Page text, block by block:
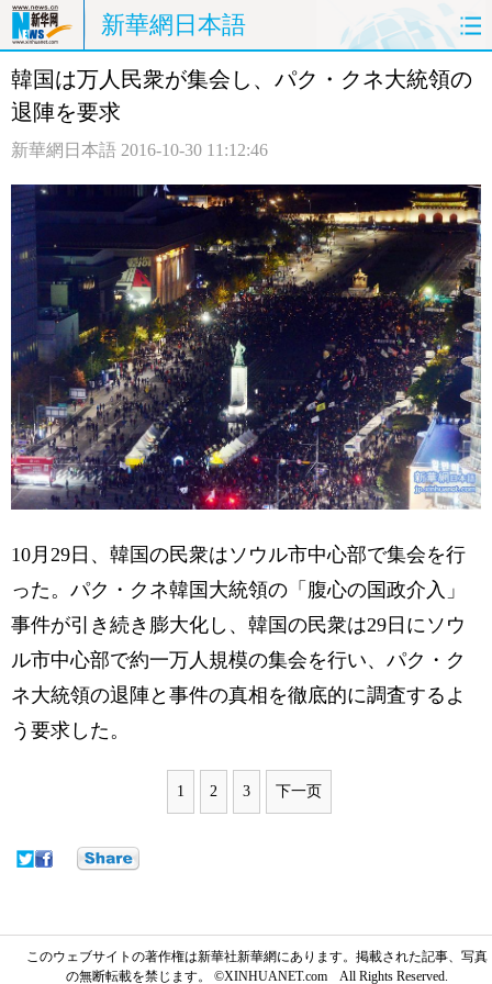
新華網日本語
ホームページ 政治 経済
評論 写真
中日対訳
韓国は万人民衆が集会し、パク・クネ大統領の
退陣を要求
新華網日本語 2016-10-30 11:12:46
10月29日、韓国の民衆はソウル市中心部で集会を行
った。パク・クネ韓国大統領の「腹心の国政介入」
事件が引き続き膨大化し、韓国の民衆は29日にソウ
ル市中心部で約一万人規模の集会を行い、パク・ク
ネ大統領の退陣と事件の真相を徹底的に調査するよ
う要求した。
1 2 3 下一页
このウェブサイトの著作権は新華社新華網にあります。掲載された記事、写真
の無断転載を禁じます。 ©XINHUANET.com All Rights Reserved.